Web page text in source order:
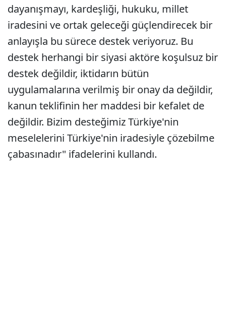
dayanışmayı, kardeşliği, hukuku, millet
iradesini ve ortak geleceği güçlendirecek bir
anlayışla bu sürece destek veriyoruz. Bu
destek herhangi bir siyasi aktöre koşulsuz bir
destek değildir, iktidarın bütün
uygulamalarına verilmiş bir onay da değildir,
kanun teklifinin her maddesi bir kefalet de
değildir. Bizim desteğimiz Türkiye'nin
meselelerini Türkiye'nin iradesiyle çözebilme
çabasınadır" ifadelerini kullandı.